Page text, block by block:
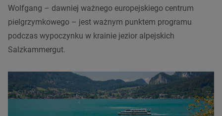
Wolfgang – dawniej ważnego europejskiego centrum
pielgrzymkowego – jest ważnym punktem programu
podczas wypoczynku w krainie jezior alpejskich
Salzkammergut.